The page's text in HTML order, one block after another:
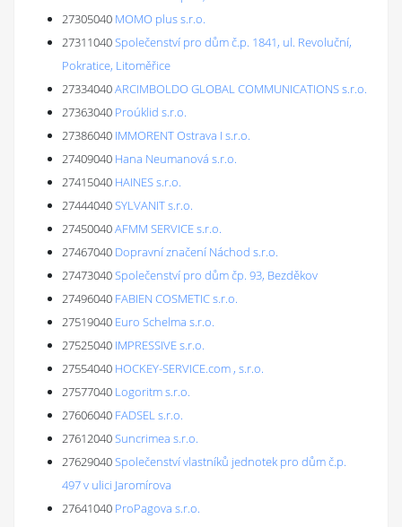
27305040 MOMO plus s.r.o.
27311040Společenství pro dům č.p. 1841, ul. Revoluční,
Pokratice, Litoměřice
27334040ARCIMBOLDO GLOBAL COMMUNICATIONS s.r.o.
27363040 Proúklid s.r.o.
27386040 IMMORENT Ostrava I s.r.o.
27409040 Hana Neumanová s.r.o.
27415040 HAINES s.r.o.
27444040SYLVANIT s.r.o.
27450040AFMM SERVICE s.r.o.
27467040 Dopravní značení Náchod s.r.o.
27473040Společenství pro dům čp. 93, Bezděkov
27496040 FABIEN COSMETIC s.r.o.
27519040 Euro Schelma s.r.o.
27525040 IMPRESSIVE s.r.o.
27554040 HOCKEY-SERVICE.com , s.r.o.
27577040 Logoritm s.r.o.
27606040 FADSEL s.r.o.
27612040Suncrimea s.r.o.
27629040Společenství vlastníků jednotek pro dům č.p.
497 v ulici Jaromírova
27641040 ProPagova s.r.o.